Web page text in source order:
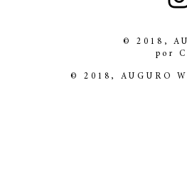
© 2018,
por
© 2018, AUGURO